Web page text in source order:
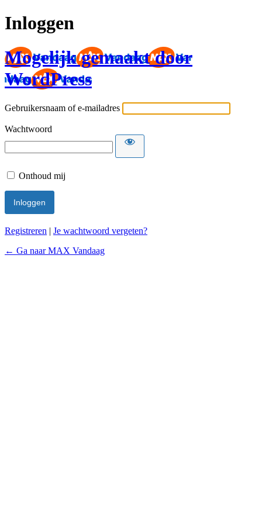
Inloggen
Mogelijk gemaakt door
WordPress
Gebruikersnaam of e-mailadres
Wachtwoord
Onthoud mij
Registreren | Je wachtwoord vergeten?
← Ga naar MAX Vandaag